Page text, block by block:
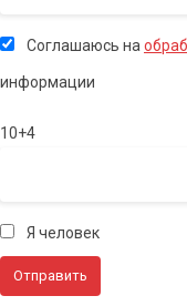
Соглашаюсь на
информации
10+4
Я человек